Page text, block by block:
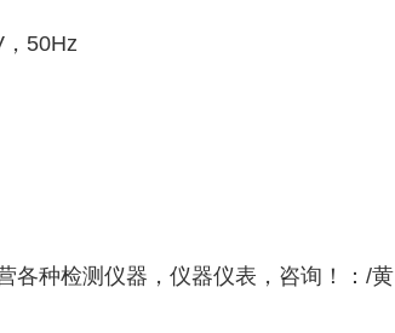
50Hz
各种检测仪器，仪器仪表，咨询！：/黄